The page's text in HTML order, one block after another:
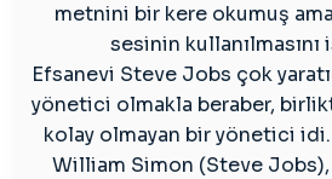
metnini bir kere okumuş
sesinin
Efsanevi Steve Jobs çok
yönetici olmakla beraber,
kolay olmayan bir yönetici
William Simon (Steve